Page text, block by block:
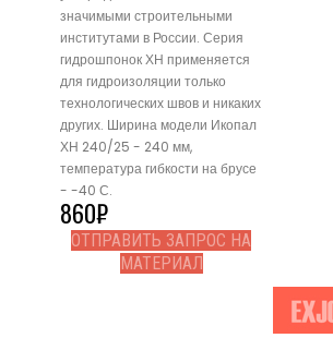
значимыми строительными
институтами в России. Серия
гидрошпонок ХН применяется
для гидроизоляции только
технологических швов и никаких
других. Ширина модели Икопал
ХН 240/25 - 240 мм,
температура гибкости на брусе
- -40 С.
860₽
ОТПРАВИТЬ ЗАПРОС НА
МАТЕРИАЛ